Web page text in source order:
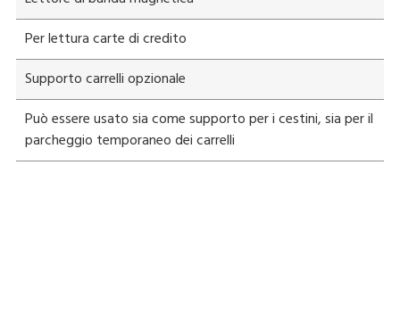
Per lettura carte di credito
Supporto carrelli opzionale
Può essere usato sia come supporto per i cestini, sia per il
parcheggio temporaneo dei carrelli